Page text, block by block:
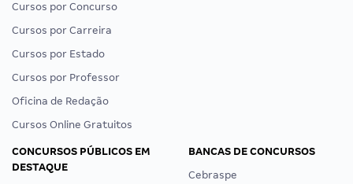
Cursos por Concurso
Cursos por Carreira
Cursos por Estado
Cursos por Professor
Oficina de Redação
Cursos Online Gratuitos
CONCURSOS PÚBLICOS EM
DESTAQUE
BANCAS DE CONCURSOS
Cebraspe